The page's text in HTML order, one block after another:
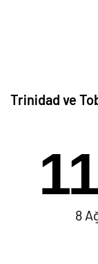
Trinidad ve
8